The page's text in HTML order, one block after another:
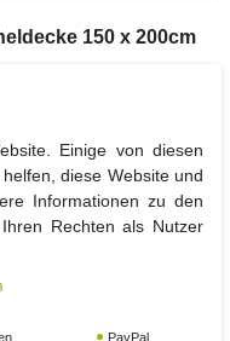
150 x 200cm
gemütliche sowie
Flanell Material und
Einrichtungsstil ein.
30° C in der
auf der Leine getrocknet
Einige von diesen
diese Website und
Informationen zu den
Rechten als Nutzer
PayPal